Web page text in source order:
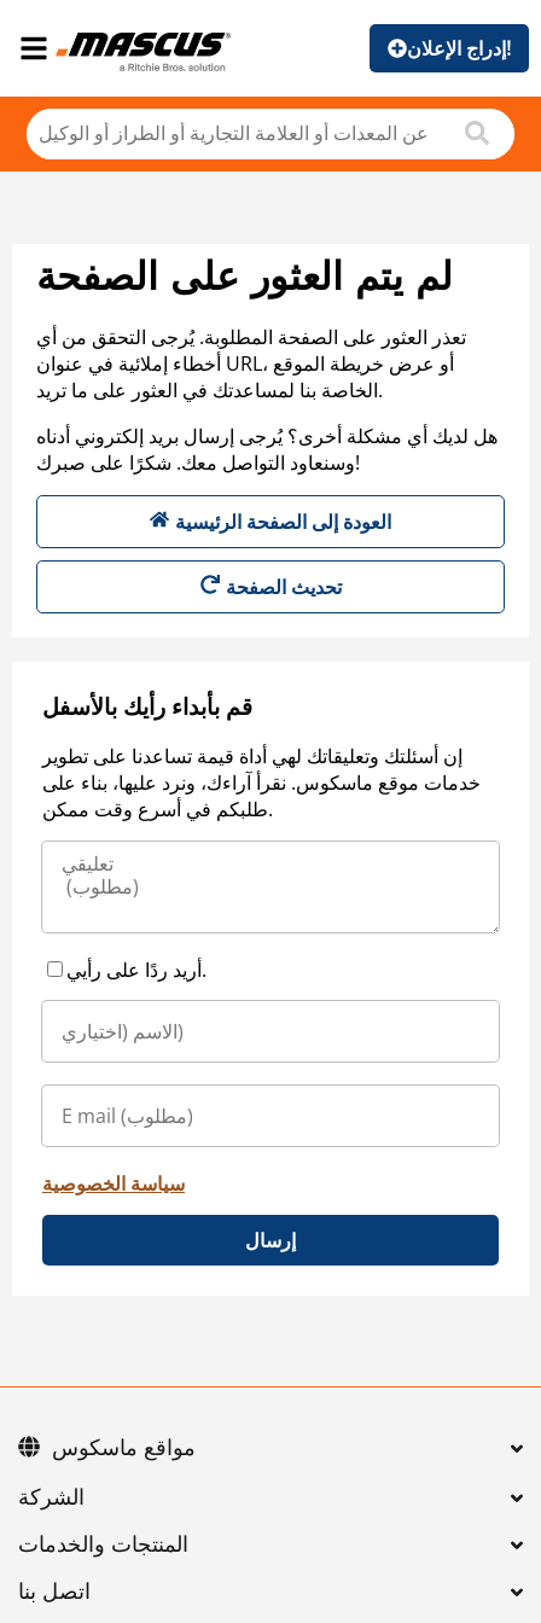
إدراج الإعلان!
لم يتم العثور على الصفحة
تعذر العثور على الصفحة المطلوبة. يُرجى التحقق من أي
أخطاء إملائية في عنوان URL، أو عرض خريطة الموقع
الخاصة بنا لمساعدتك في العثور على ما تريد.
هل لديك أي مشكلة أخرى؟ يُرجى إرسال بريد إلكتروني أدناه
وسنعاود التواصل معك. شكرًا على صبرك!
العودة إلى الصفحة الرئيسية
تحديث الصفحة
قم بأبداء رأيك بالأسفل
إن أسئلتك وتعليقاتك لهي أداة قيمة تساعدنا على تطوير
خدمات موقع ماسكوس. نقرأ آراءك، ونرد عليها، بناء على
طلبكم في أسرع وقت ممكن.
أريد ردًا على رأيي.
سياسة الخصوصية
إرسال
اتصل بنا
مواقع ماسكوس